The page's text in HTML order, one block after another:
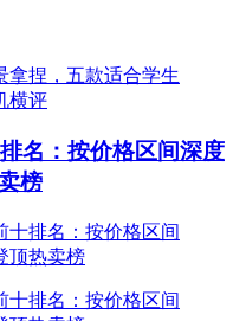
名：按价格区间深度
榜